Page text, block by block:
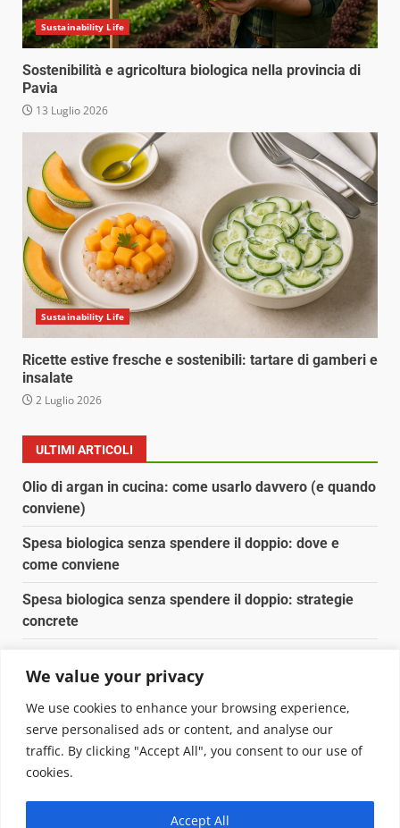
We value your privacy
We use cookies to enhance your browsing experience,
serve personalised ads or content, and analyse our
traffic. By clicking "Accept All", you consent to our use of
cookies.
Accept All
Sustainability Life
Sostenibilità e agricoltura biologica nella provincia di
Pavia
13 Luglio 2026
Sustainability Life
Ricette estive fresche e sostenibili: tartare di gamberi e
insalate
2 Luglio 2026
ULTIMI ARTICOLI
Olio di argan in cucina: come usarlo davvero (e quando
conviene)
Spesa biologica senza spendere il doppio: dove e
come conviene
Spesa biologica senza spendere il doppio: strategie
concrete
Pulizia naturale della casa: 3 ingredienti che
sostituiscono 10 prodotti chimici
Copyright © 2025 Biopianeta.it proprietà di Jws Media
Questo blog non è una testata giornalistica, in quanto